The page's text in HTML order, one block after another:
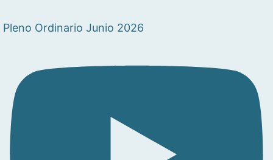
Pleno Ordinario Junio 2026